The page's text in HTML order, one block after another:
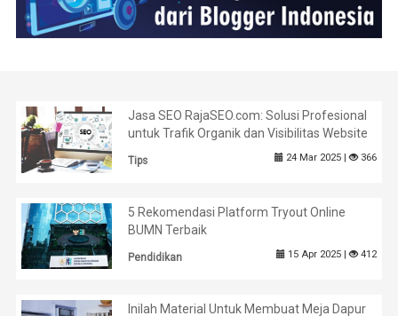
Jasa SEO RajaSEO.com: Solusi Profesional
untuk Trafik Organik dan Visibilitas Website
Tips 24 Mar 2025 | 366
5 Rekomendasi Platform Tryout Online
BUMN Terbaik
Pendidikan 15 Apr 2025 | 412
Inilah Material Untuk Membuat Meja Dapur